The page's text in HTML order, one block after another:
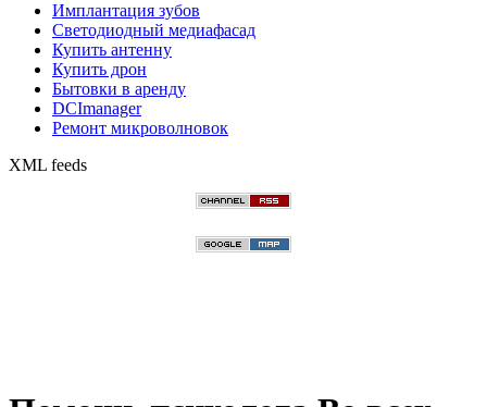
Имплантация зубов
Светодиодный медиафасад
Купить антенну
Купить дрон
Бытовки в аренду
DCImanager
Ремонт микроволновок
XML feeds